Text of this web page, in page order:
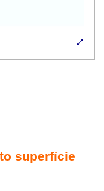
superfície